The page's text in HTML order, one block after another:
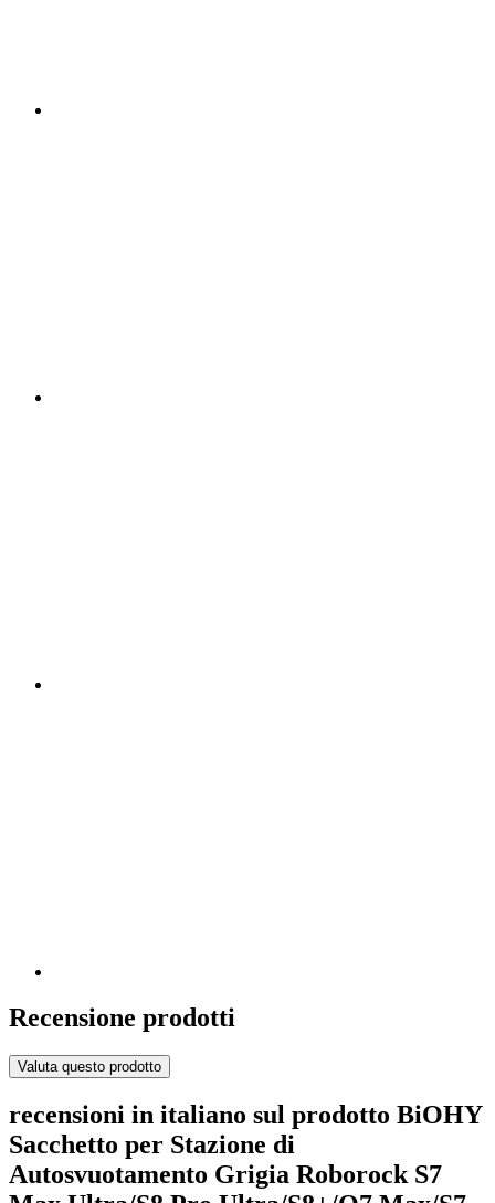
Recensione prodotti
Valuta questo prodotto
recensioni in italiano sul prodotto BiOHY
Sacchetto per Stazione di
Autosvuotamento Grigia Roborock S7